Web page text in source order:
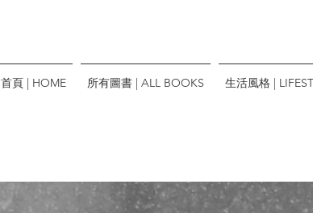
首頁 | HOME 所有圖書 | ALL BOOKS 生活風格 |